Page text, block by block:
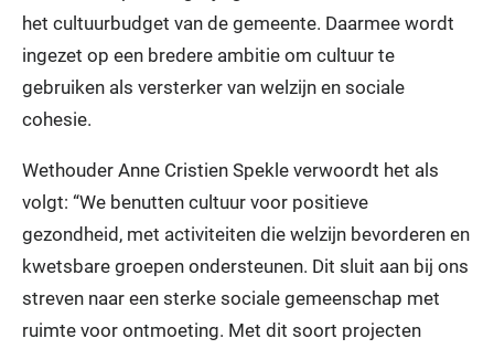
het cultuurbudget van de gemeente. Daarmee wordt
ingezet op een bredere ambitie om cultuur te
gebruiken als versterker van welzijn en sociale
cohesie.
Wethouder Anne Cristien Spekle verwoordt het als
volgt: “We benutten cultuur voor positieve
gezondheid, met activiteiten die welzijn bevorderen en
kwetsbare groepen ondersteunen. Dit sluit aan bij ons
streven naar een sterke sociale gemeenschap met
ruimte voor ontmoeting. Met dit soort projecten